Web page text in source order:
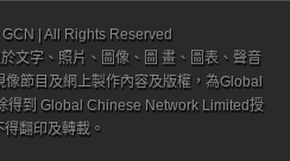
| All Rights Reserved
文字、照片、圖像、圖 畫、圖表、聲音
節目及網上製作內容及版權，為Global
得到 Global Chinese Network Limited授
翻印及轉載。